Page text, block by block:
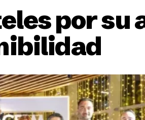
por su